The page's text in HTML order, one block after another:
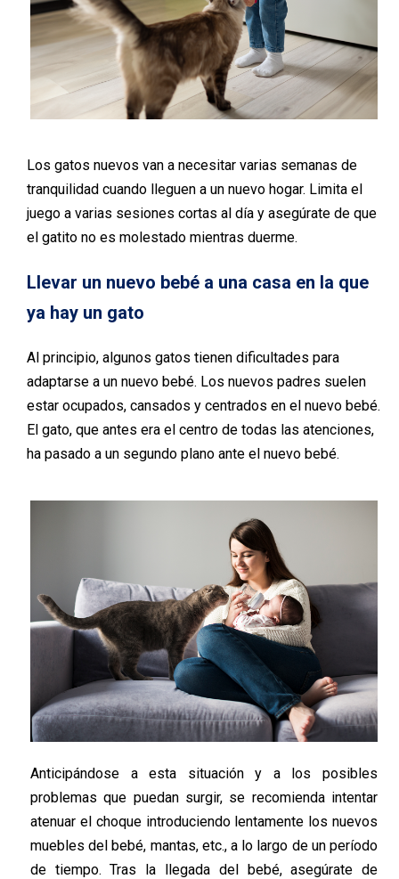
Los gatos nuevos van a necesitar varias semanas de
tranquilidad cuando lleguen a un nuevo hogar. Limita el
juego a varias sesiones cortas al día y asegúrate de que
el gatito no es molestado mientras duerme.
Llevar un nuevo bebé a una casa en la que
ya hay un gato
Al principio, algunos gatos tienen dificultades para
adaptarse a un nuevo bebé. Los nuevos padres suelen
estar ocupados, cansados y centrados en el nuevo bebé.
El gato, que antes era el centro de todas las atenciones,
ha pasado a un segundo plano ante el nuevo bebé.
Anticipándose a esta situación y a los posibles
problemas que puedan surgir, se recomienda intentar
atenuar el choque introduciendo lentamente los nuevos
muebles del bebé, mantas, etc., a lo largo de un período
de tiempo. Tras la llegada del bebé, asegúrate de